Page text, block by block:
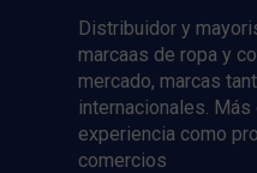
Distribuidor y
marcaas de ropa y
mercado, marcas
internacionales.
experiencia como
comercios